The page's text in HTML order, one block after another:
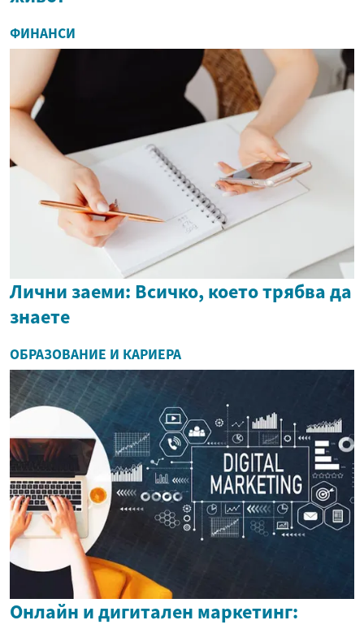
ФИНАНСИ
Лични заеми: Всичко, което трябва да
знаете
ОБРАЗОВАНИЕ И КАРИЕРА
Онлайн и дигитален маркетинг: